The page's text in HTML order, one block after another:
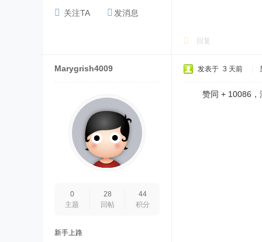
关注TA 发消息
回复
Marygrish4009
0
主题
28
回帖
44
积分
新手上路
发表于 3 天前
赞同 + 10086，